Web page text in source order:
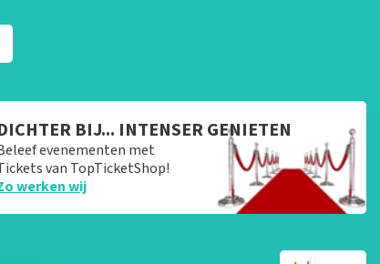
BIJ... INTENSER GENIETEN
evenementen met
van TopTicketShop!
werken wij